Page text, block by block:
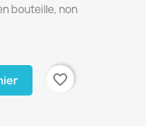
bouteille, non
favorite_border